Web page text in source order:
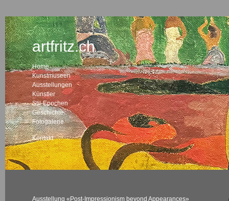
artfritz.ch
Home
Kunstmuseen
Ausstellungen
Künstler
Stil-Epochen
Geschichte
Fotogalerie
Kontakt
Ausstellung «Post-Impressionism beyond Appearances»